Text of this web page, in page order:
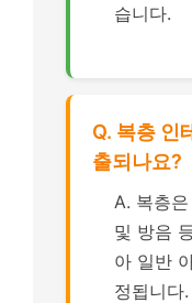
습니다.
Q. 복층 인
출되나요?
A. 복층
및 방음
아 일반
정됩니다